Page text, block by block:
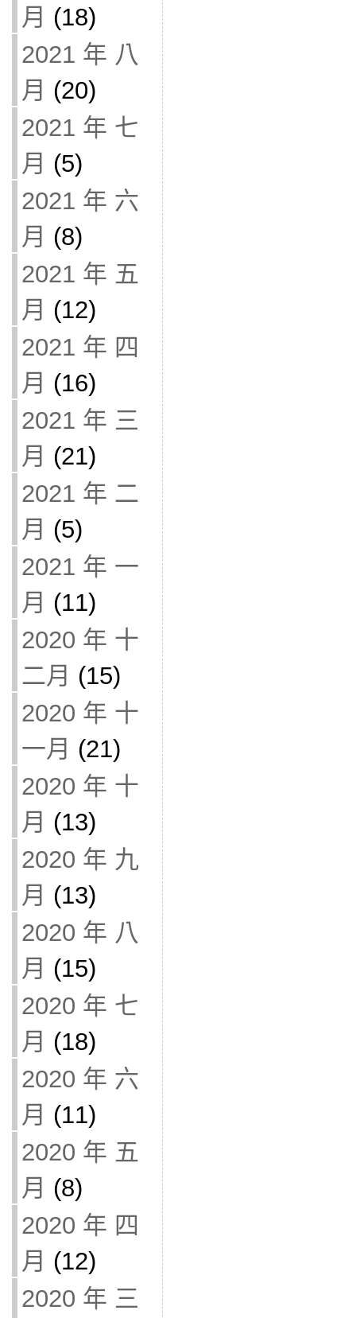
月 (18)
2021 年 八
月 (20)
2021 年 七
月 (5)
2021 年 六
月 (8)
2021 年 五
月 (12)
2021 年 四
月 (16)
2021 年 三
月 (21)
2021 年 二
月 (5)
2021 年 一
月 (11)
2020 年 十
二月 (15)
2020 年 十
一月 (21)
2020 年 十
月 (13)
2020 年 九
月 (13)
2020 年 八
月 (15)
2020 年 七
月 (18)
2020 年 六
月 (11)
2020 年 五
月 (8)
2020 年 四
月 (12)
2020 年 三